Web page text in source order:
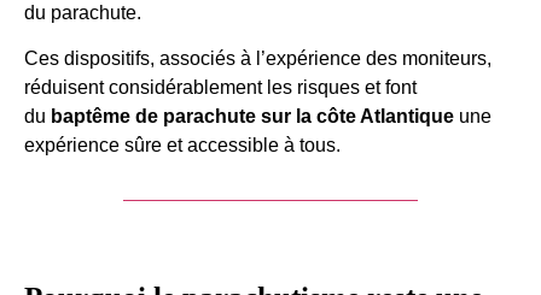
du parachute.
Ces dispositifs, associés à l’expérience des moniteurs,
réduisent considérablement les risques et font
du baptême de parachute sur la côte Atlantique une
expérience sûre et accessible à tous.